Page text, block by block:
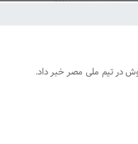
در تیم ملی مصر خبر داد.